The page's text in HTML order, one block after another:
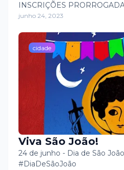
INSCRIÇÕES
junho 24, 2023
cidade
Viva São João!
24 de junho - Dia de São
#DiaDeSãoJoão